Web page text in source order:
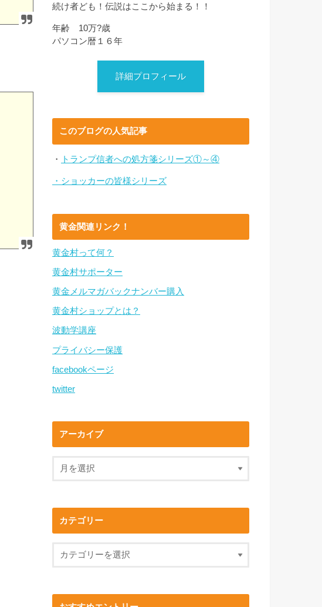
続け者ども！伝説はここから始まる！！
年齢 10万?歳
パソコン暦１６年
詳細プロフィール
このブログの人気記事
・ トランプ信者への処方箋シリーズ①～④
・ショッカーの皆様シリーズ
黄金関連リンク！
黄金村って何？
黄金村サポーター
黄金メルマガバックナンバー購入
黄金村ショップとは？
波動学講座
プライバシー保護
facebookページ
twitter
アーカイブ
カテゴリー